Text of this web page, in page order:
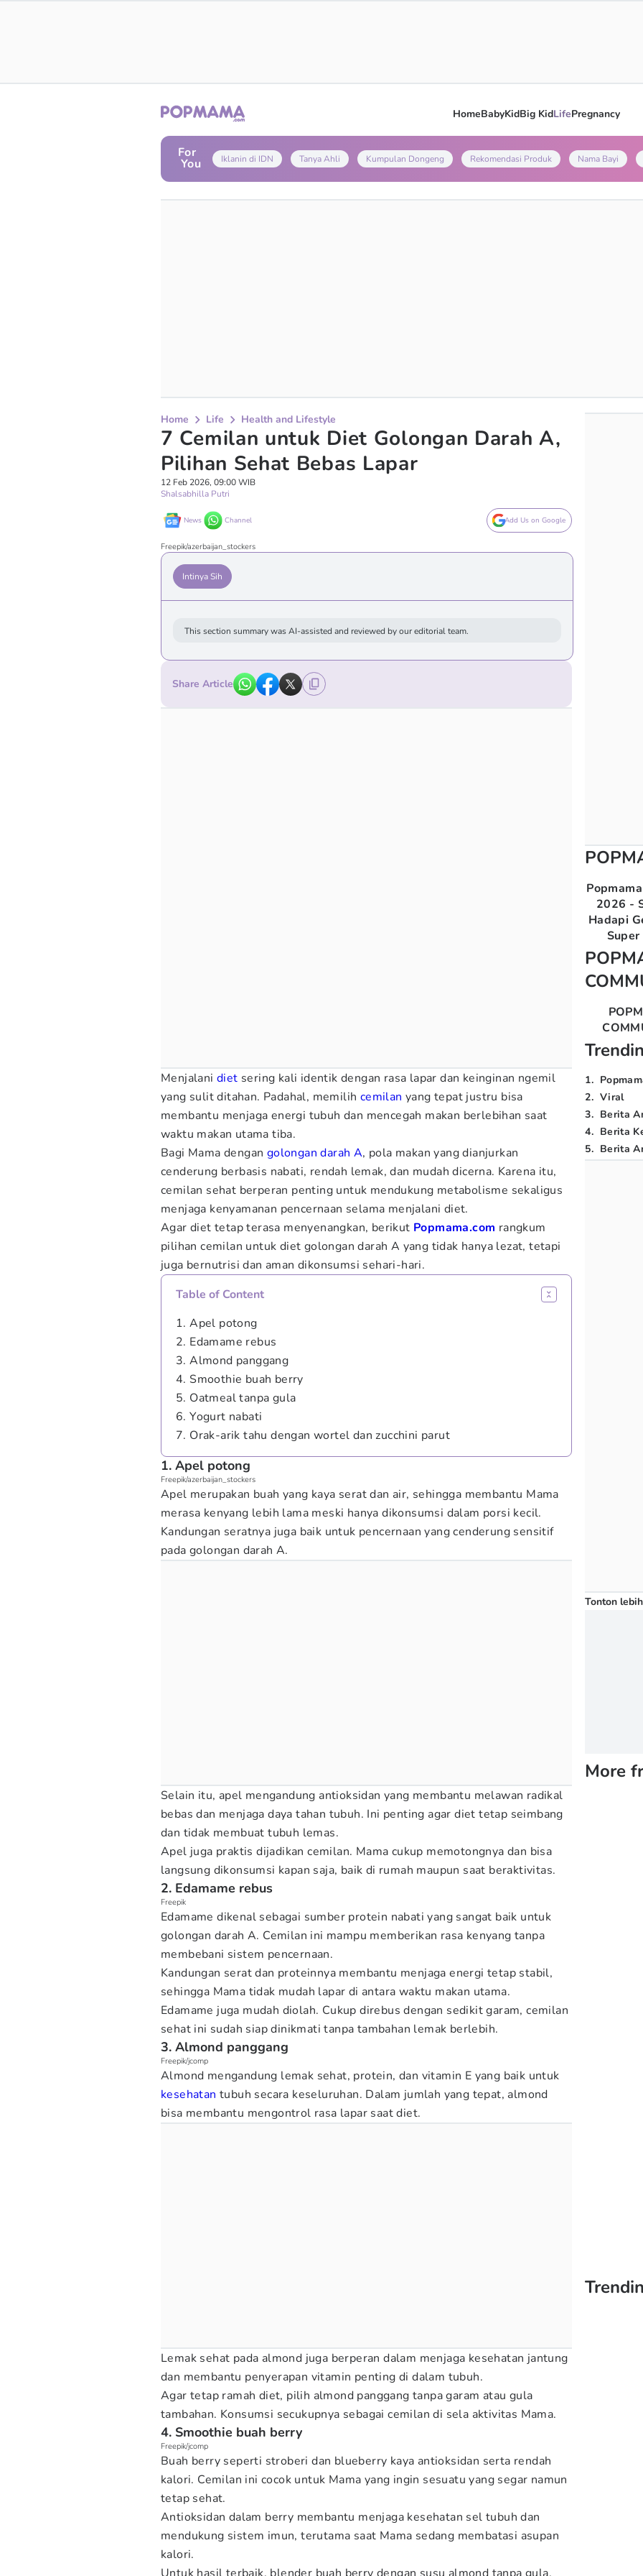
HomeBabyKidBig KidLifePregnancy
For
You Iklanin di IDN Tanya Ahli Kumpulan Dongeng Rekomendasi Produk Nama Bayi
Home Life Health and Lifestyle
7 Cemilan untuk Diet Golongan Darah A,
Pilihan Sehat Bebas Lapar
12 Feb 2026, 09:00 WIB
Shalsabhilla Putri
News Channel Add Us on Google
Freepik/azerbaijan_stockers
Intinya Sih
This section summary was AI-assisted and reviewed by our editorial team.
Share Article
Menjalanidiet sering kali identik dengan rasa lapar dan keinginan ngemil
yang sulit ditahan. Padahal, memilih cemilan yang tepat justru bisa
membantu menjaga energi tubuh dan mencegah makan berlebihan saat
waktu makan utama tiba.
Bagi Mama dengan golongan darah A, pola makan yang dianjurkan
cenderung berbasis nabati, rendah lemak, dan mudah dicerna. Karena itu,
cemilan sehat berperan penting untuk mendukung metabolisme sekaligus
menjaga kenyamanan pencernaan selama menjalani diet.
Agar diet tetap terasa menyenangkan, berikut Popmama.com rangkum
pilihan cemilan untuk diet golongan darah A yang tidak hanya lezat, tetapi
juga bernutrisi dan aman dikonsumsi sehari-hari.
Table of Content
1. Apel potong
2. Edamame rebus
3. Almond panggang
4. Smoothie buah berry
5. Oatmeal tanpa gula
6. Yogurt nabati
7. Orak-arik tahu dengan wortel dan zucchini parut
1. Apel potong
Freepik/azerbaijan_stockers
Apel merupakan buah yang kaya serat dan air, sehingga membantu Mama
merasa kenyang lebih lama meski hanya dikonsumsi dalam porsi kecil.
Kandungan seratnya juga baik untuk pencernaan yang cenderung sensitif
pada golongan darah A.
Selain itu, apel mengandung antioksidan yang membantu melawan radikal
bebas dan menjaga daya tahan tubuh. Ini penting agar diet tetap seimbang
dan tidak membuat tubuh lemas.
Apel juga praktis dijadikan cemilan. Mama cukup memotongnya dan bisa
langsung dikonsumsi kapan saja, baik di rumah maupun saat beraktivitas.
2. Edamame rebus
Freepik
Edamame dikenal sebagai sumber protein nabati yang sangat baik untuk
golongan darah A. Cemilan ini mampu memberikan rasa kenyang tanpa
membebani sistem pencernaan.
Kandungan serat dan proteinnya membantu menjaga energi tetap stabil,
sehingga Mama tidak mudah lapar di antara waktu makan utama.
Edamame juga mudah diolah. Cukup direbus dengan sedikit garam, cemilan
sehat ini sudah siap dinikmati tanpa tambahan lemak berlebih.
3. Almond panggang
Freepik/jcomp
Almond mengandung lemak sehat, protein, dan vitamin E yang baik untuk
kesehatan tubuh secara keseluruhan. Dalam jumlah yang tepat, almond
bisa membantu mengontrol rasa lapar saat diet.
Lemak sehat pada almond juga berperan dalam menjaga kesehatan jantung
dan membantu penyerapan vitamin penting di dalam tubuh.
Agar tetap ramah diet, pilih almond panggang tanpa garam atau gula
tambahan. Konsumsi secukupnya sebagai cemilan di sela aktivitas Mama.
4. Smoothie buah berry
Freepik/jcomp
Buah berry seperti stroberi dan blueberry kaya antioksidan serta rendah
kalori. Cemilan ini cocok untuk Mama yang ingin sesuatu yang segar namun
tetap sehat.
Antioksidan dalam berry membantu menjaga kesehatan sel tubuh dan
mendukung sistem imun, terutama saat Mama sedang membatasi asupan
kalori.
2026 -
Hadapi
1.
2. Viral
3. Berita
4. Berita
5. Berita
Tonton
More